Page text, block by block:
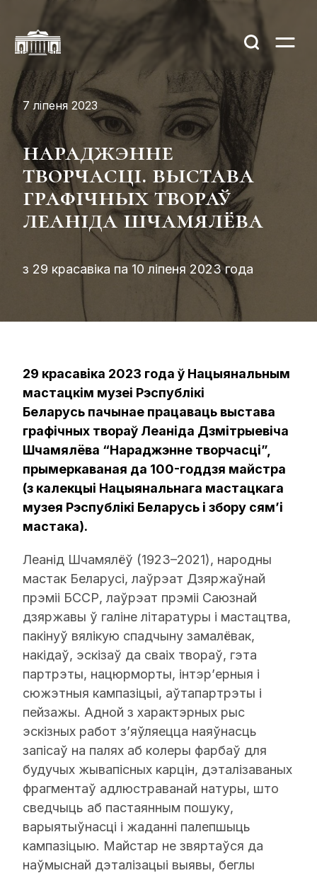
7 ліпеня 2023
нараджэнне
творчасці. выстава
графічных твораў
леаніда шчамялёва
з 29 красавіка па 10 ліпеня 2023 года
29 красавіка 2023 года ў Нацыянальным
мастацкім музеі Рэспублікі
Беларусь пачынае працаваць выстава
графічных твораў Леаніда Дзмітрыевіча
Шчамялёва “Нараджэнне творчасці”,
прымеркаваная да 100-годдзя майстра
(з калекцыі Нацыянальнага мастацкага
музея Рэспублікі Беларусь і збору сям’і
мастака).
Леанід Шчамялёў (1923–2021), народны
мастак Беларусі, лаўрэат Дзяржаўнай
прэміі БССР, лаўрэат прэміі Саюзнай
дзяржавы ў галіне літаратуры і мастацтва,
пакінуў вялікую спадчыну замалёвак,
накідаў, эскізаў да сваіх твораў, гэта
партрэты, нацюрморты, інтэр’ерныя і
сюжэтныя кампазіцыі, аўтапартрэты і
пейзажы. Адной з характэрных рыс
эскізных работ з’яўляецца наяўнасць
запісаў на палях аб колеры фарбаў для
будучых жывапісных карцін, дэталізаваных
фрагментаў адлюстраванай натуры, што
сведчыць аб пастаянным пошуку,
варыятыўнасці і жаданні палепшыць
кампазіцыю. Майстар не звяртаўся да
наўмыснай дэталізацыі выявы, беглы